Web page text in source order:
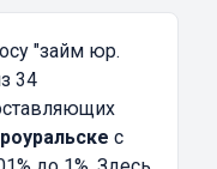
"займ юр.
34
с